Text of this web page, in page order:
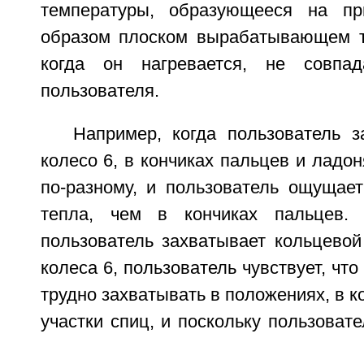
температуры, образующееся на
образом плоском вырабатывающем
когда он нагревается, не
пользователя.
Например, когда пользователь
колесо 6, в кончиках пальцев и
по-разному, и пользователь
тепла, чем в кончиках пальцев.
пользователь захватывает
колеса 6, пользователь чувствует,
трудно захватывать в положениях, в
участки спиц, и поскольку